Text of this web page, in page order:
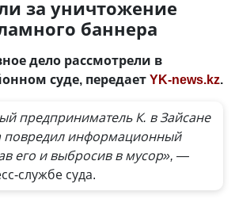
за уничтожение
баннера
дело рассмотрели в
суде, передаетYK-news.kz.
предприниматель К. в Зайсане
повредил информационный
его и выбросив в мусор», —
службе суда.